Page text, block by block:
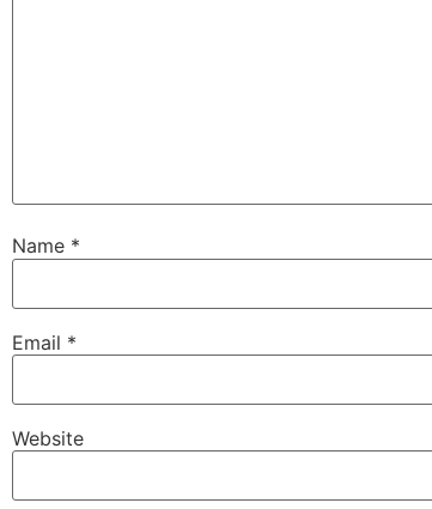
Name *
Email *
Website